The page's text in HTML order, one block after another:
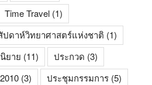
Time Travel (1)
ปดาห์วิทยาศาสตร์แห่งชาติ (1)
ยาย (11) ประกวด (3)
(3) ประชุมกรรมการ (5)